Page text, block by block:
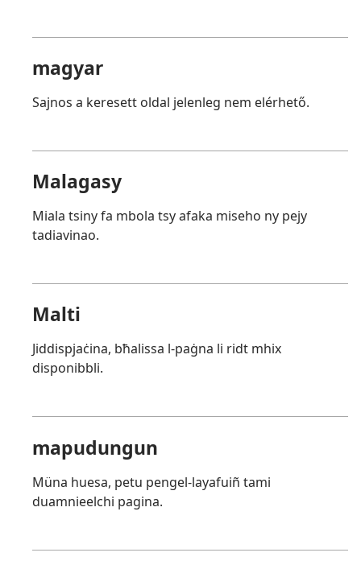
magyar
Sajnos a keresett oldal jelenleg nem elérhető.
Malagasy
Miala tsiny fa mbola tsy afaka miseho ny pejy
tadiavinao.
Malti
Jiddispjaċina, bħalissa l-paġna li ridt mhix
disponibbli.
mapudungun
Müna huesa, petu pengel-layafuiñ tami
duamnieelchi pagina.